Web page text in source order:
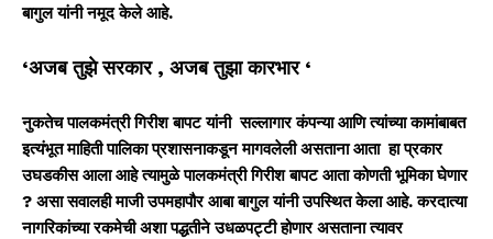
बागुल यांनी नमूद केले आहे.
‘अजब तुझे सरकार , अजब तुझा कारभार ‘
नुकतेच पालकमंत्री गिरीश बापट यांनी सल्लागार कंपन्या आणि त्यांच्या कामांबाबत
इत्यंभूत माहिती पालिका प्रशासनाकडून मागवलेली असताना आता हा प्रकार
उघडकीस आला आहे त्यामुळे पालकमंत्री गिरीश बापट आता कोणती भूमिका घेणार
? असा सवालही माजी उपमहापौर आबा बागुल यांनी उपस्थित केला आहे. करदात्या
नागरिकांच्या रकमेची अशा पद्धतीने उधळपट्टी होणार असताना त्यावर